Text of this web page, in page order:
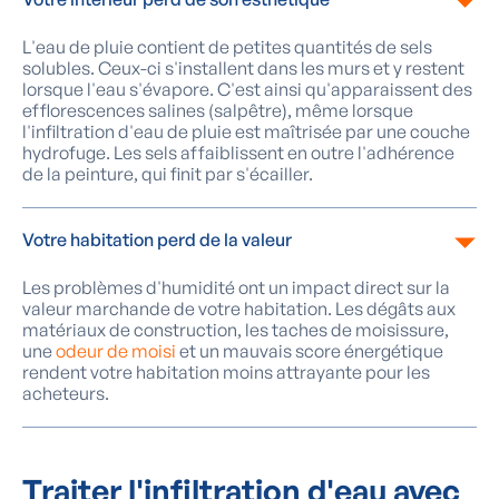
L'eau de pluie contient de petites quantités de sels
solubles. Ceux-ci s'installent dans les murs et y restent
lorsque l'eau s'évapore. C'est ainsi qu'apparaissent des
efflorescences salines (salpêtre), même lorsque
l'infiltration d'eau de pluie est maîtrisée par une couche
hydrofuge. Les sels affaiblissent en outre l'adhérence
de la peinture, qui finit par s'écailler.
Votre habitation perd de la valeur
Les problèmes d'humidité ont un impact direct sur la
valeur marchande de votre habitation. Les dégâts aux
matériaux de construction, les taches de moisissure,
uneodeur de moisi et un mauvais score énergétique
rendent votre habitation moins attrayante pour les
acheteurs.
Traiter l'infiltration d'eau avec